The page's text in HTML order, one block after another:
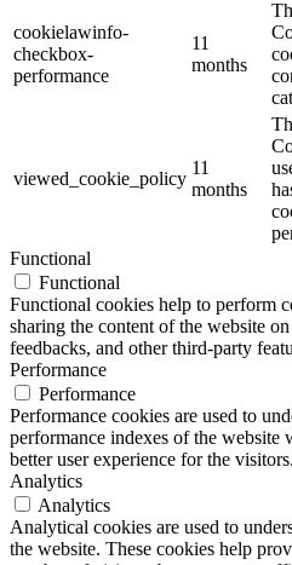
cookielawinfo-
checkbox-
performance
11
months
viewed_cookie_policy
11
months
Functional
Functional
Functional cookies help to perform
sharing the content of the website
feedbacks, and other third-party
Performance
Performance
Performance cookies are used to
performance indexes of the website
better user experience for the visitors.
Analytics
Analytics
Analytical cookies are used to
the website. These cookies help